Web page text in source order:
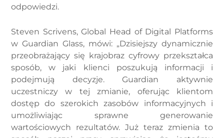
odpowiedzi.
Steven Scrivens, Global Head of Digital Platforms
w Guardian Glass, mówi: „Dzisiejszy dynamicznie
przeobrażający się krajobraz cyfrowy przekształca
sposób, w jaki klienci poszukują informacji i
podejmują decyzje. Guardian aktywnie
uczestniczy w tej zmianie, oferując klientom
dostęp do szerokich zasobów informacyjnych i
umożliwiając sprawne generowanie
wartościowych rezultatów. Już teraz zmienia to